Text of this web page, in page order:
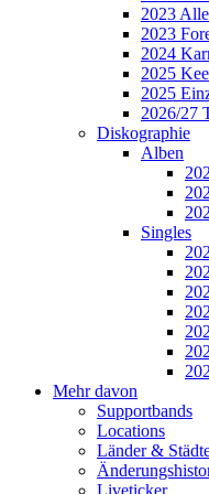
2023
2023
2024
2025
2025
2026/27
Diskographie
Alben
Singles
Mehr davon
Supportbands
Locations
Länder &
Liveticker